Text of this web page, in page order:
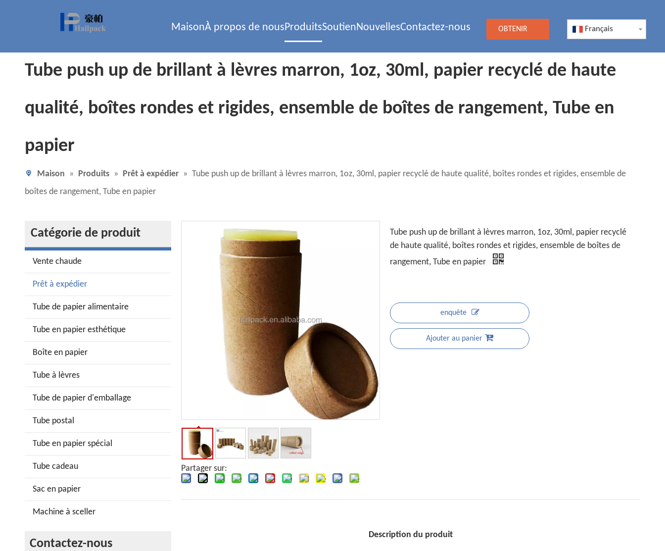
MaisonÀ propos de nousProduitsSoutienNouvellesContactez-nous OBTENIR Français
Tube push up de brillant à lèvres marron, 1oz, 30ml, papier recyclé de haute
qualité, boîtes rondes et rigides, ensemble de boîtes de rangement, Tube en
papier
Maison » Produits » Prêt à expédier » Tube push up de brillant à lèvres marron, 1oz, 30ml, papier recyclé de haute qualité, boîtes rondes et rigides, ensemble de
boîtes de rangement, Tube en papier
Catégorie de produit
Vente chaude
Prêt à expédier
Tube de papier alimentaire
Tube en papier esthétique
Boîte en papier
Tube à lèvres
Tube de papier d'emballage
Tube postal
Tube en papier spécial
Tube cadeau
Sac en papier
Machine à sceller
Contactez-nous
Partager sur:
Tube push up de brillant à lèvres marron, 1oz, 30ml, papier recyclé
de haute qualité, boîtes rondes et rigides, ensemble de boîtes de
rangement, Tube en papier
enquête
Ajouter au panier
Description du produit